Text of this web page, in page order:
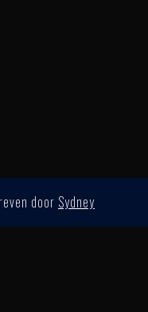
door Sydney